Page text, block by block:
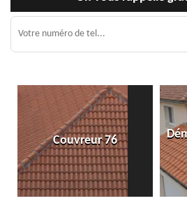
Démoussage de toiture
76